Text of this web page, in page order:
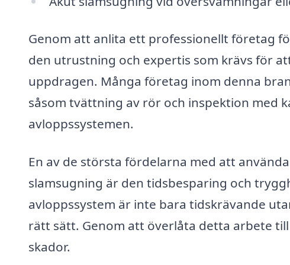
Genom att anlita ett professionellt företag
den utrustning och expertis som krävs för
uppdragen. Många företag inom denna
såsom tvättning av rör och inspektion med
avloppssystemen.
En av de största fördelarna med att
slamsugning är den tidsbesparing och
avloppssystem är inte bara tidskrävande
rätt sätt. Genom att överlåta detta arbete
skador.